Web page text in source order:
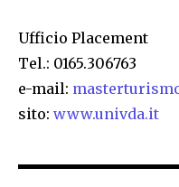
Ufficio Placement
Tel.: 0165.306763
e-mail:
sito: www.univda.it